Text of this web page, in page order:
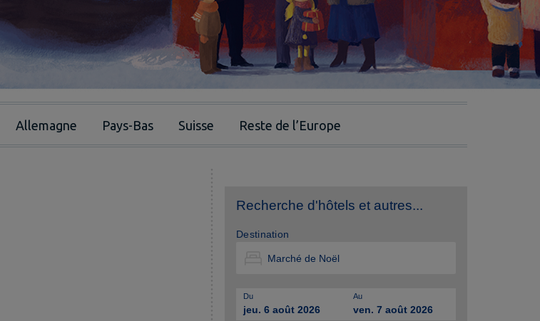
Allemagne Pays-Bas Suisse Reste de l’Europe
Recherche d'hôtels et autres...
Destination
Du
jeu. 6 août 2026
Au
ven. 7 août 2026